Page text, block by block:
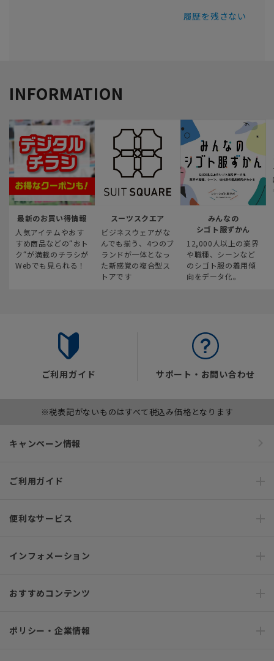
履歴を残さない
INFORMATION
最新のお買い得情報
人気アイテムやおす
すめ商品などの“おト
ク“が満載のチラシが
Webでも見られる！
スーツスクエア
ビジネスウェアがな
んでも揃う、4つのブ
ランドが一体となっ
た新感覚の複合型ス
トアです
みんなの
シゴト服ずかん
12,000人以上の業界
や職種、シーンなど
のシゴト服の着用傾
向をデータ化。
ご利用ガイド サポート・お問い合わせ
※税表記がないものはすべて税込み価格となります
キャンペーン情報
ご利用ガイド
便利なサービス
インフォメーション
おすすめコンテンツ
ポリシー・企業情報